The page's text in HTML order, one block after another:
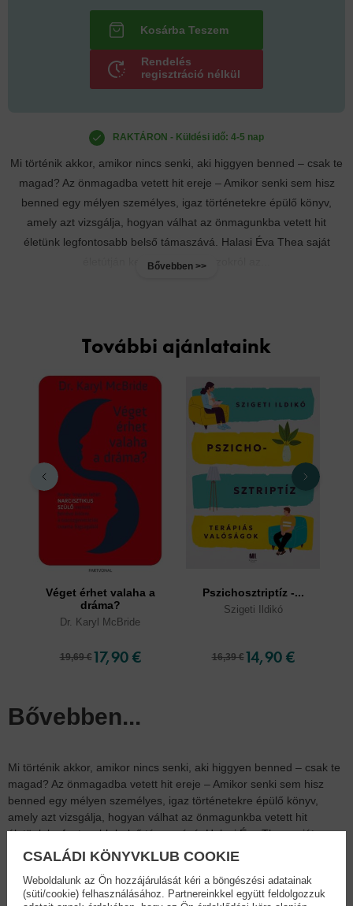
Mi történik akkor, amikor nincs senki, aki higgyen benned – csak te
magad? Az önmagadba vetett hit ereje – Amikor senki sem hisz
benned egy mélyen személyes, igaz történetekre épülő könyv,
amely azt vizsgálja, hogyan válhat az önmagunkba vetett hit
életünk legfontosabb belső támaszává. Halasi Éva Thea saját
életútján keresztül mesél azokról az...
Bővebben >>
RAKTÁRON - Küldési idő: 4-5 nap
Rendelés
regisztráció nélkül
További ajánlataink
Véget érhet valaha a
dráma?
Dr. Karyl McBride
19,69 € 17,90 €
Pszichosztriptíz -...
Szigeti Ildikó
16,39 € 14,90 €
Bővebben...
Mi történik akkor, amikor nincs senki, aki higgyen benned – csak te
magad? Az önmagadba vetett hit ereje – Amikor senki sem hisz
benned egy mélyen személyes, igaz történetekre épülő könyv,
amely azt vizsgálja, hogyan válhat az önmagunkba vetett hit
életünk legfontosabb belső támaszává. Halasi Éva Thea saját
életútján keresztül mesél azokról az időszakokról, amikor nem volt
hívásra hallgatva lépett tovább. Egyedül megtett utazások,
lehetetlennek tűnő szakmai és életbeli váltások, idegen országok,
CSALÁDI KÖNYVKLUB COOKIE
Weboldalunk az Ön hozzájárulását kéri a böngészési adatainak
(süti/cookie) felhasználásához. Partnereinkkel együtt feldolgozzuk